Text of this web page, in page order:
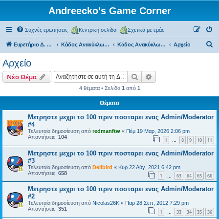
Andreecko's Game Corner
Συχνές ερωτήσεις Κεντρική σελίδα Σχετικά με εμάς
Ευρετήριο Δ. Συζήτησης Κάδος Ανακύκλωσης Κάδος Ανακύκλωσης Αρχείο
η
Αρχείο
Νέο Θέμα Αναζήτηση
4 θέματα • Σελίδα 1 από 1
Θέματα
Μετρηστε μεχρι το 100 πριν ποσταρει ενας Admin/Moderator
#4
Τελευταία δημοσίευση από redmanftw « Πέμ 19 Μαρ, 2026 2:06 pm
Απαντήσεις: 104 1 … 8 9 10 11
Μετρηστε μεχρι το 100 πριν ποσταρει ενας Admin/Moderator
#3
Τελευταία δημοσίευση από Delibird « Κυρ 22 Αύγ, 2021 6:42 pm
Απαντήσεις: 658 1 63 64 65 66
Μετρηστε μεχρι το 100 πριν ποσταρει ενας Admin/Moderator
#2
Τελευταία δημοσίευση από Nicolas26K « Παρ 28 Σεπ, 2012 7:29 pm
Απαντήσεις: 351 1 … 33 34 35 36